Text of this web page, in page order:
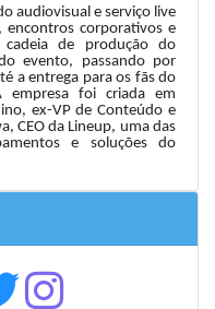
audiovisual e serviço live
encontros corporativos e
de produção do
evento, passando por
a entrega para os fãs do
empresa foi criada em
ex-VP de Conteúdo e
CEO da Lineup, uma das
e soluções do